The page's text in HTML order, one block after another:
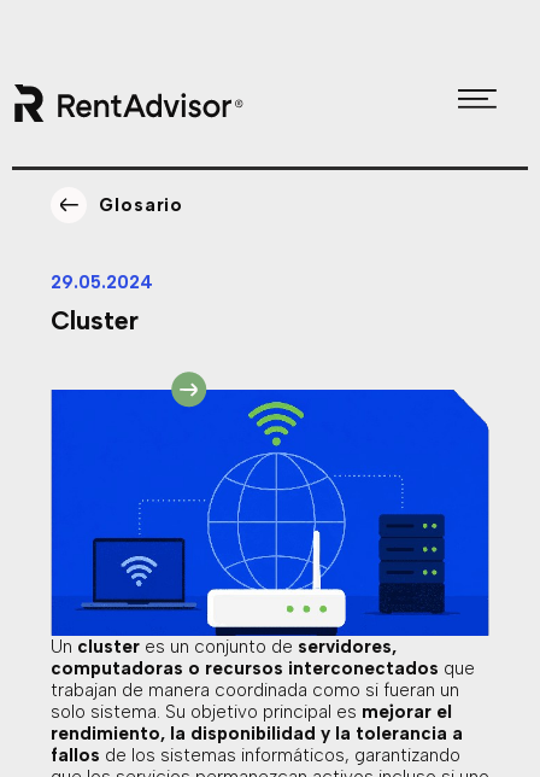
Glosario
29.05.2024
Cluster
Un cluster es un conjunto de servidores,
computadoras o recursos interconectados que
trabajan de manera coordinada como si fueran un
solo sistema. Su objetivo principal es mejorar el
rendimiento, la disponibilidad y la tolerancia a
fallos de los sistemas informáticos, garantizando